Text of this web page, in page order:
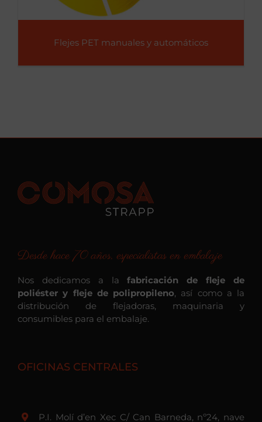
Flejes PET manuales y automáticos
Desde hace 70 años, especialistas en embalaje
Nos dedicamos a lafabricación de fleje de
poliéster y fleje de polipropileno, así como a la
distribución de flejadoras, maquinaria y
consumibles para el embalaje.
OFICINAS CENTRALES
P.I. Molí d’en Xec C/ Can Barneda, nº24, nave